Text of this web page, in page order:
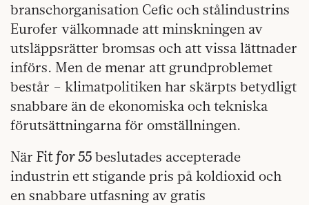
branschorganisation Cefic och stålindustrins
Eurofer välkomnade att minskningen av
utsläppsrätter bromsas och att vissa lättnader
införs. Men de menar att grundproblemet
består – klimatpolitiken har skärpts betydligt
snabbare än de ekonomiska och tekniska
förutsättningarna för omställningen.
När Fit for 55 beslutades accepterade
industrin ett stigande pris på koldioxid och
en snabbare utfasning av gratis